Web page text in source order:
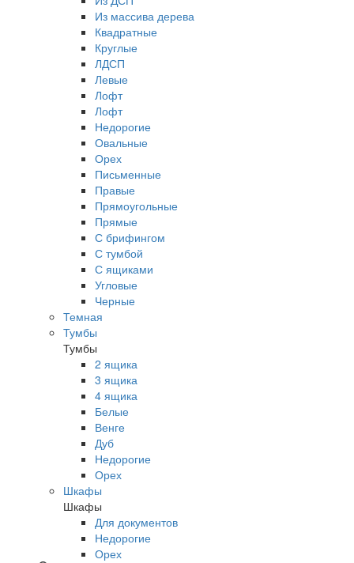
Из массива дерева
Квадратные
Круглые
ЛДСП
Левые
Лофт
Лофт
Недорогие
Овальные
Орех
Письменные
Правые
Прямоугольные
Прямые
С брифингом
С тумбой
С ящиками
Угловые
Черные
Темная
Тумбы
Тумбы
2 ящика
3 ящика
4 ящика
Белые
Венге
Дуб
Недорогие
Орех
Шкафы
Шкафы
Для документов
Недорогие
Орех